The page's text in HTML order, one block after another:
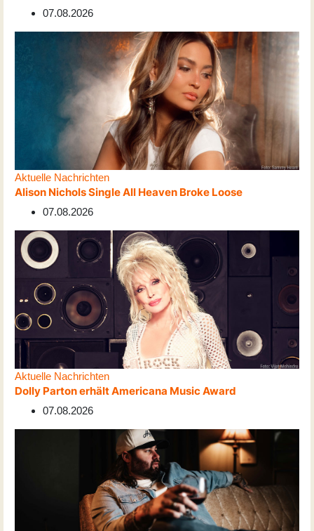
07.08.2026
Aktuelle Nachrichten
Alison Nichols Single All Heaven Broke Loose
07.08.2026
Aktuelle Nachrichten
Dolly Parton erhält Americana Music Award
07.08.2026